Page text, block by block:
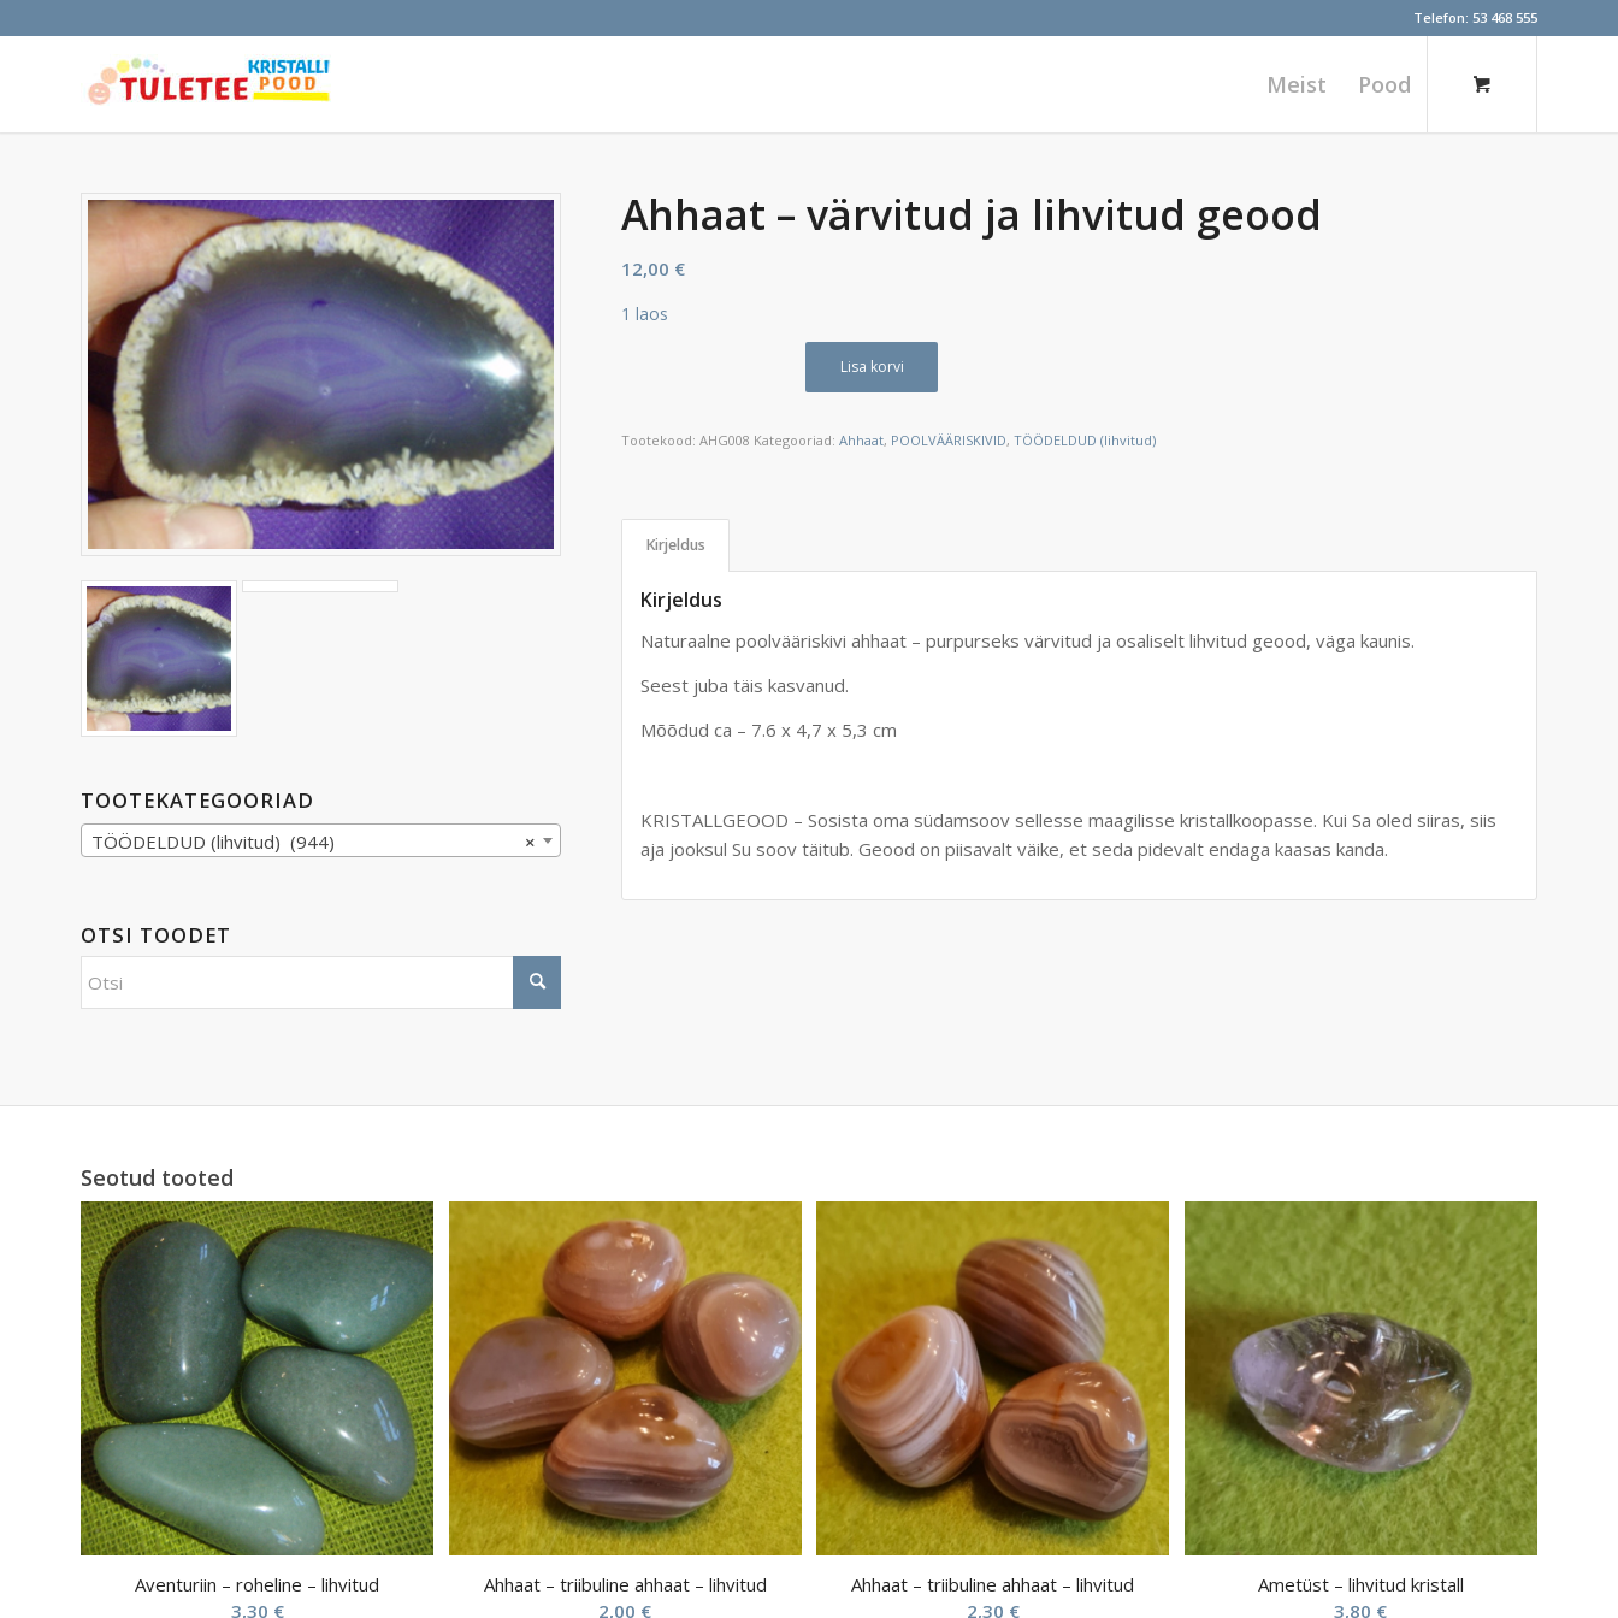
Telefon: 53 468 555
Meist Pood
TOOTEKATEGOORIAD
×
TÖÖDELDUD (lihvitud) (944)
OTSI TOODET
Ahhaat – värvitud ja lihvitud geood
12,00 €
1 laos
Lisa korvi
Tootekood:AHG008 Kategooriad:Ahhaat, POOLVÄÄRISKIVID,TÖÖDELDUD (lihvitud)
Kirjeldus
Kirjeldus
Naturaalne poolvääriskivi ahhaat – purpurseks värvitud ja osaliselt lihvitud geood, väga kaunis.
Seest juba täis kasvanud.
Mõõdud ca – 7.6 x 4,7 x 5,3 cm
KRISTALLGEOOD – Sosista oma südamsoov sellesse maagilisse kristallkoopasse. Kui Sa oled siiras, siis
aja jooksul Su soov täitub. Geood on piisavalt väike, et seda pidevalt endaga kaasas kanda.
Seotud tooted
Aventuriin – roheline – lihvitud
3,30 €
Ahhaat – triibuline ahhaat – lihvitud
2,00 €
Ahhaat – triibuline ahhaat – lihvitud
2,30 €
Ametüst – lihvitud kristall
3,80 €